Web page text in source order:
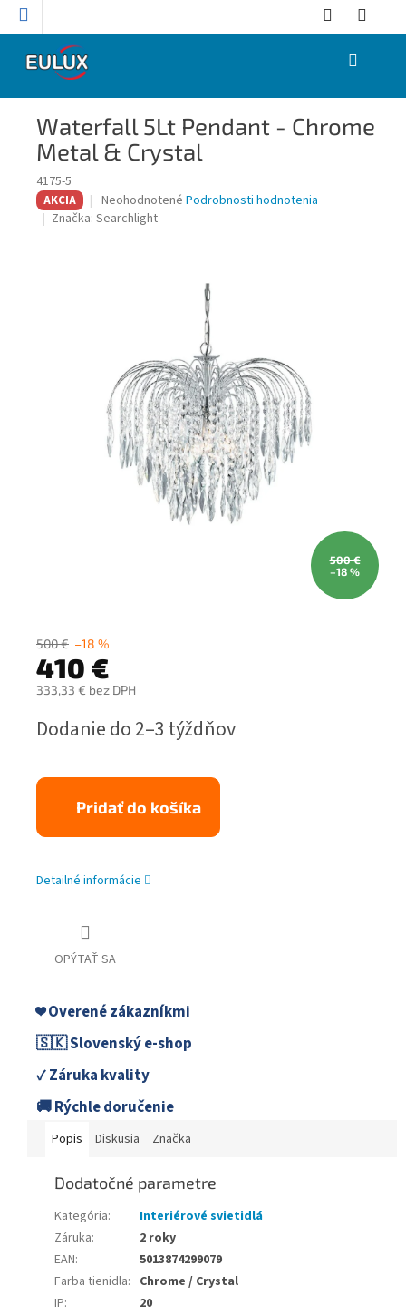
Prejsť
NÁKUPNÝ
Waterfall 5Lt Pendant - Chrome
Metal & Crystal
4175-5
AKCIA
Priemerné
hodnotenie
Neohodnotené Podrobnosti hodnotenia
Značka: Searchlight
500 €
–18 %
500 € –18 %
410 €
333,33 € bez DPH
cena:
Dodanie do 2–3 týždňov
Pridať do košíka
Detailné informácie
OPÝTAŤ SA
❤️ Overené zákazníkmi
🇸🇰 Slovenský e-shop
✓ Záruka kvality
🚚 Rýchle doručenie
Popis Diskusia Značka
Dodatočné parametre
Kategória:
Interiérové svietidlá
Záruka:
2 roky
EAN:
5013874299079
Farba tienidla: Chrome / Crystal
IP:
20